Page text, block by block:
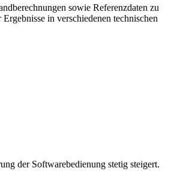
sowie Referenzdaten zu
in verschiedenen technischen
der Softwarebedienung stetig steigert.